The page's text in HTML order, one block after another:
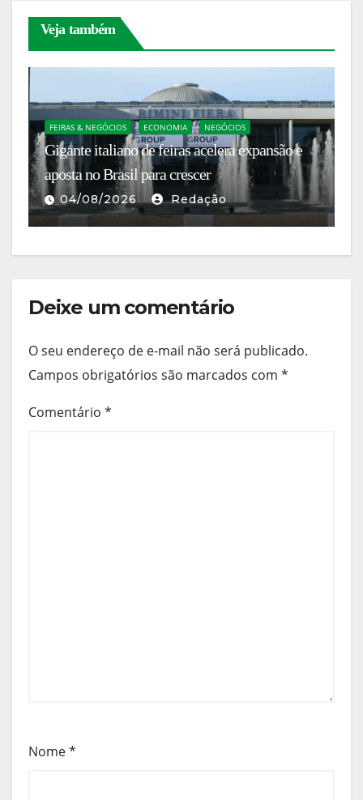
Veja também
FEIRAS & NEGÓCIOS ECONOMIA NEGÓCIOS
Gigante italiano de feiras acelera expansão e
aposta no Brasil para crescer
04/08/2026 Redação
Deixe um comentário
O seu endereço de e-mail não será publicado.
Campos obrigatórios são marcados com *
Comentário *
Nome*